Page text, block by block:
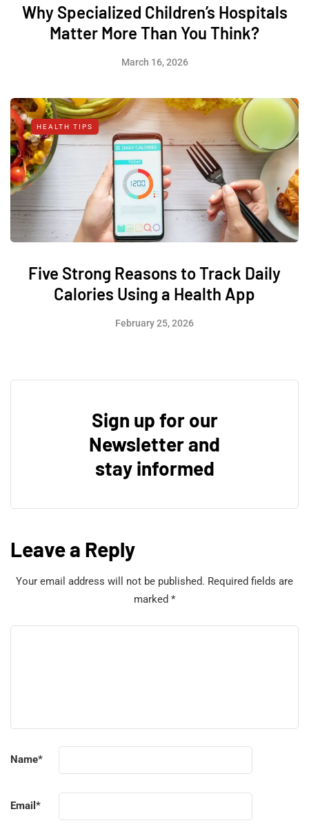
Why Specialized Children’s Hospitals
Matter More Than You Think?
March 16, 2026
HEALTH TIPS
Five Strong Reasons to Track Daily
Calories Using a Health App
February 25, 2026
Sign up for our
Newsletter and
stay informed
Leave a Reply
Your email address will not be published. Required fields are
marked *
Name*
Email *